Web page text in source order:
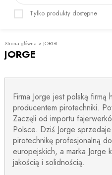
Tylko produkty dostępne
Strona główna > JORGE
JORGE
Firma Jorge jest polską firmą
producentem pirotechniki.
Zaczęli od importu
Polsce. Dziś Jorge
pirotechnikę profesjonalną
europejskich, a marka Jorge
jakością i solidnością.